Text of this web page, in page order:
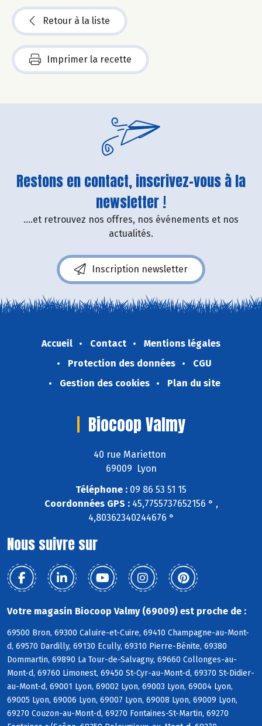
Retour à la liste
Imprimer la recette
Restons en contact, inscrivez-vous à la
newsletter !
....et retrouvez nos offres, nos événements et nos
actualités.
Inscription newsletter
Accueil Contact
Mentions légales
Protection des données
CGU
Gestion des cookies
Plan du site
Biocoop Valmy
40 rue Marietton
69009 Lyon
Téléphone : 09 86 53 51 15
Coordonnées GPS :45,7755737652156 ° ,
4,80362340244676 °
Nous suivre sur
Votre magasin Biocoop Valmy (69009) est proche de :
69500 Bron, 69300 Caluire-et-Cuire, 69410 Champagne-au-Mont-
d, 69570 Dardilly, 69130 Ecully, 69310 Pierre-Bénite, 69380
Dommartin, 69890 La Tour-de-Salvagny, 69660 Collonges-au-
Mont-d, 69760 Limonest, 69450 St-Cyr-au-Mont-d, 69370 St-Didier-
au-Mont-d, 69001 Lyon, 69002 Lyon, 69003 Lyon, 69004 Lyon,
69005 Lyon, 69006 Lyon, 69007 Lyon, 69008 Lyon, 69009 Lyon,
69270 Couzon-au-Mont-d, 69270 Fontaines-St-Martin, 69270